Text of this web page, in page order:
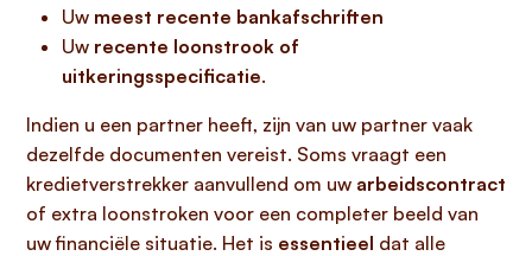
Uw meest recente bankafschriften
Uw recente loonstrook of
uitkeringsspecificatie.
Indien u een partner heeft, zijn van uw partner vaak
dezelfde documenten vereist. Soms vraagt een
kredietverstrekker aanvullend om uw arbeidscontract
of extra loonstroken voor een completer beeld van
uw financiële situatie. Het is essentieel dat alle